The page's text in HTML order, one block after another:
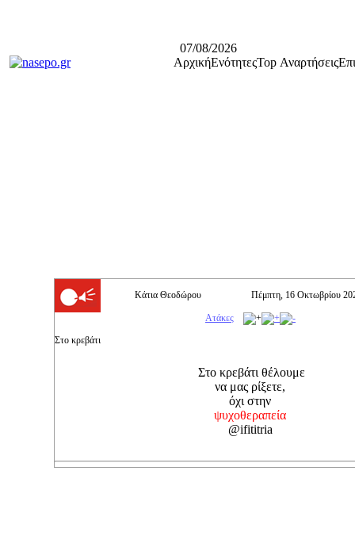
07/08/2026
ΑρχικήΕνότητεςTop Αναρτήσεις
Κάτια Θεοδώρου Πέμπτη, 16 Οκτωβρίου
Ατάκες
Στο κρεβάτι
Στο κρεβάτι θέλουμε
να μας ρίξετε,
όχι στην
ψυχοθεραπεία
@ifititria